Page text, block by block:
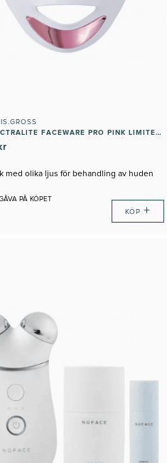
DRX SPECTRALITE FACEWARE PRO PINK LIMITED EDITION
med olika ljus för behandling av huden
PÅ KÖPET
KÖP +